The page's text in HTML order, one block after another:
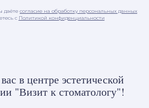
даёте согласие на обработку персональных данных
c Политикой конфиденциальности
в центре эстетической
"Визит к стоматологу"!